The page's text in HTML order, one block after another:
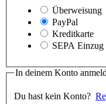
Überweisung
PayPal
Kreditkarte
SEPA Einzug
In deinem Konto
Du hast kein Konto?